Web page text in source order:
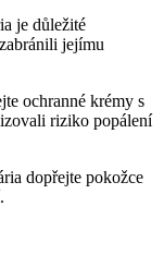
je důležité
jejímu
ochranné krémy s
riziko​ popálení
dopřejte pokožce